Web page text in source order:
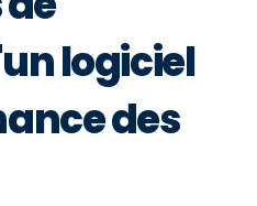
logiciel
des